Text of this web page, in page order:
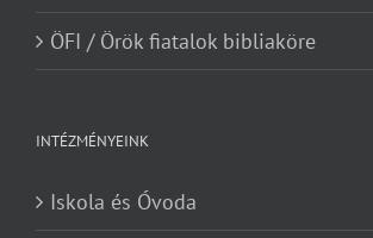
ÖFI / Örök fiatalok bibliaköre
INTÉZMÉNYEINK
Iskola és Óvoda